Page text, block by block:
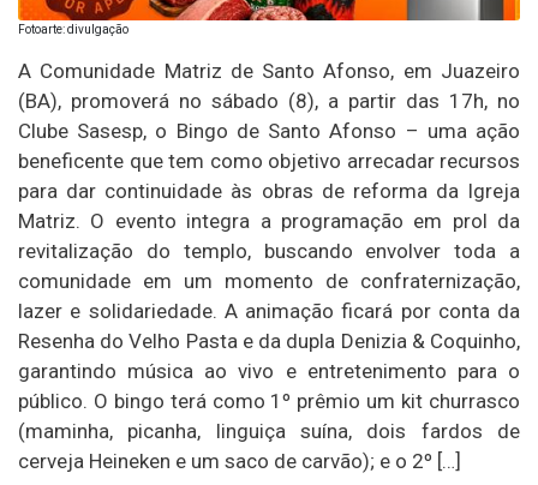
Fotoarte: divulgação
A Comunidade Matriz de Santo Afonso, em Juazeiro
(BA), promoverá no sábado (8), a partir das 17h, no
Clube Sasesp, o Bingo de Santo Afonso – uma ação
beneficente que tem como objetivo arrecadar recursos
para dar continuidade às obras de reforma da Igreja
Matriz. O evento integra a programação em prol da
revitalização do templo, buscando envolver toda a
comunidade em um momento de confraternização,
lazer e solidariedade. A animação ficará por conta da
Resenha do Velho Pasta e da dupla Denizia & Coquinho,
garantindo música ao vivo e entretenimento para o
público. O bingo terá como 1º prêmio um kit churrasco
(maminha, picanha, linguiça suína, dois fardos de
cerveja Heineken e um saco de carvão); e o 2º […]